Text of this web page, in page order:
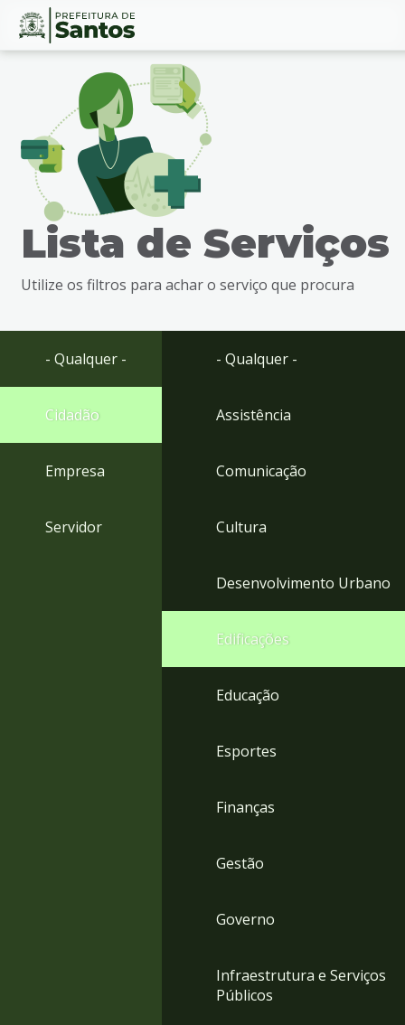
Ir
busca
Ir
rodapé
Conteúdo
Lista de Serviços
Utilize os filtros para achar o serviço que procura
- Qualquer -
Cidadão
Empresa
Servidor
- Qualquer -
Assistência
Comunicação
Cultura
Desenvolvimento Urbano
Edificações
Educação
Esportes
Finanças
Gestão
Governo
Infraestrutura e Serviços
Públicos